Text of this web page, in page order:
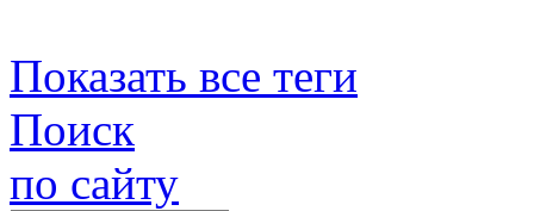
Показать все теги
Поиск
по сайту